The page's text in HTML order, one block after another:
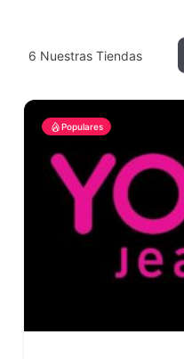
6 Nuestras Tiendas
Populares